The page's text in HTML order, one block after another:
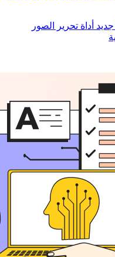
جديد أداة تحرير الصور